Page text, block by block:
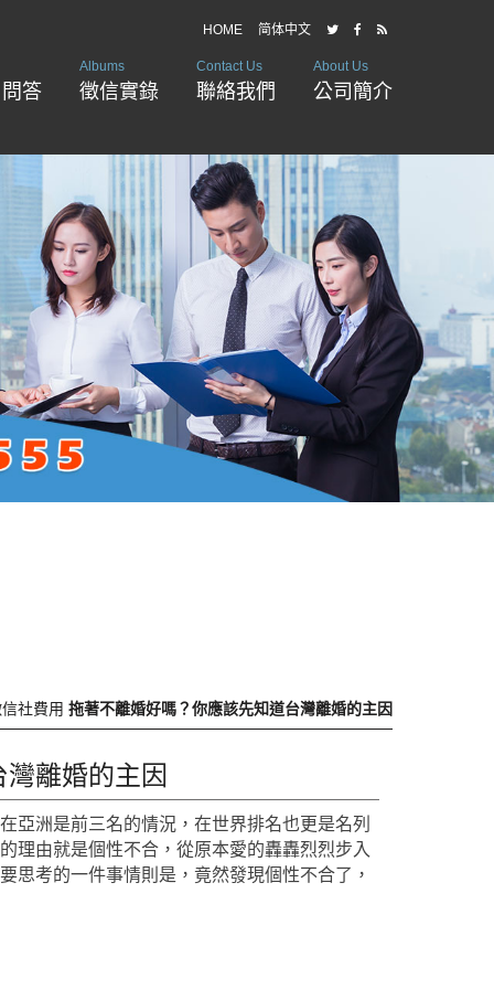
HOME 简体中文
答
Albums
徵信實錄
Contact Us
聯絡我們
About Us
公司簡介
社費用 拖著不離婚好嗎？你應該先知道台灣離婚的主因
離婚的主因
亞洲是前三名的情況，在世界排名也更是名列
理由就是個性不合，從原本愛的轟轟烈烈步入
思考的一件事情則是，竟然發現個性不合了，